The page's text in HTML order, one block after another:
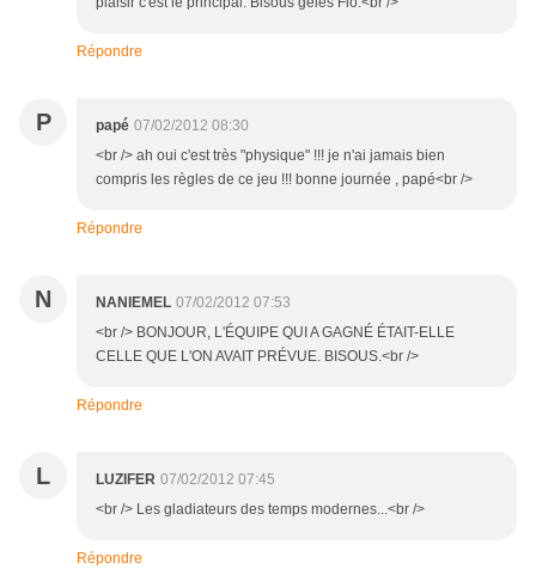
Répondre
P papé 07/02/2012 08:30
<br /> ah oui c'est très "physique" !!! je n'ai jamais bien
compris les règles de ce jeu !!! bonne journée , papé<br />
Répondre
N NANIEMEL 07/02/2012 07:53
<br /> BONJOUR, L'ÉQUIPE QUI A GAGNÉ ÉTAIT-ELLE
CELLE QUE L'ON AVAIT PRÉVUE. BISOUS.<br />
Répondre
L LUZIFER 07/02/2012 07:45
<br /> Les gladiateurs des temps modernes...<br />
Répondre